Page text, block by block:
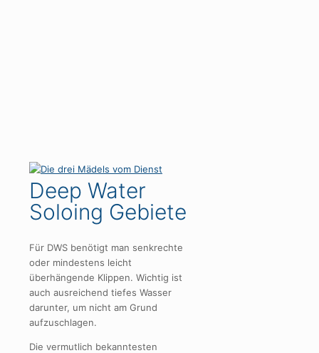
Deep Water
Soloing Gebiete
Für DWS benötigt man senkrechte
oder mindestens leicht
überhängende Klippen. Wichtig ist
auch ausreichend tiefes Wasser
darunter, um nicht am Grund
aufzuschlagen.
Die vermutlich bekanntesten